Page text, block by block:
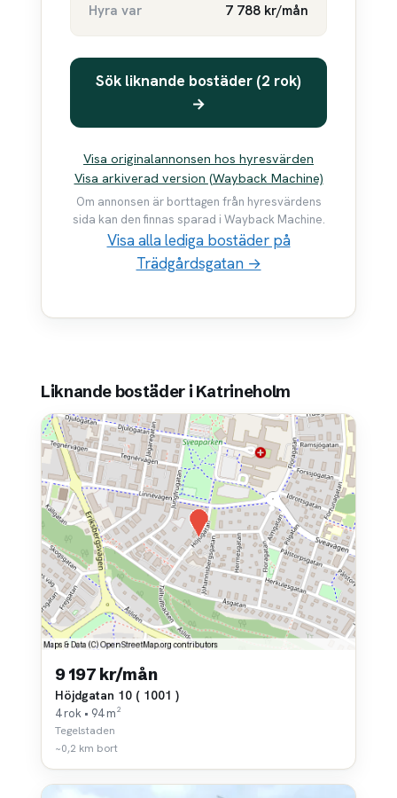
Hyra var
7 788 kr/mån
Sök liknande bostäder (2 rok)
→
Visa originalannonsen hos hyresvärden
Visa arkiverad version (Wayback Machine)
Om annonsen är borttagen från hyresvärdens
sida kan den finnas sparad i Wayback Machine.
Visa alla lediga bostäder på
Trädgårdsgatan →
Liknande bostäder i Katrineholm
9 197 kr/mån
Höjdgatan 10 ( 1001 )
4 rok • 94 m²
Tegelstaden
~0,2 km bort